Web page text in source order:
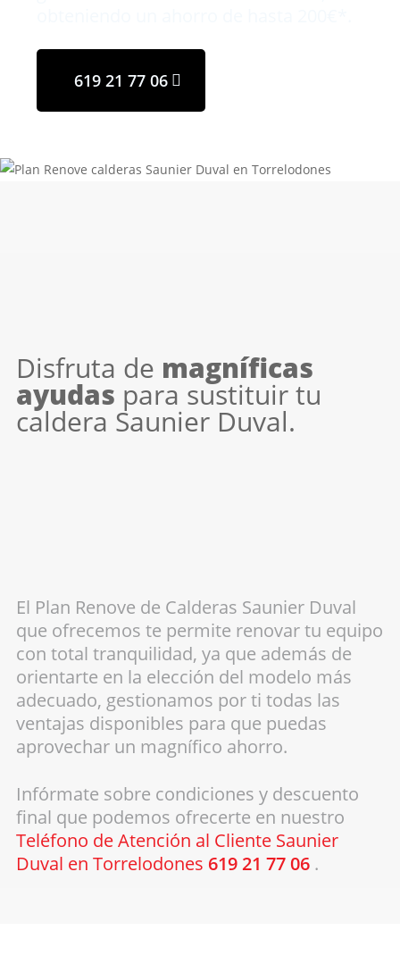
619 21 77 06
Disfruta de magníficas
ayudas para sustituir tu
caldera Saunier Duval.
El Plan Renove de Calderas Saunier Duval
que ofrecemos te permite renovar tu equipo
con total tranquilidad, ya que además de
orientarte en la elección del modelo más
adecuado, gestionamos por ti todas las
ventajas disponibles para que puedas
aprovechar un magnífico ahorro.
Infórmate sobre condiciones y descuento
final que podemos ofrecerte en nuestro
Teléfono de Atención al Cliente Saunier
Duval en Torrelodones 619 21 77 06 .